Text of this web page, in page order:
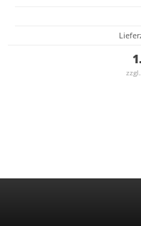
zzgl.